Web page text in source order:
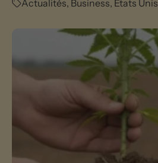
Actualités, Business, États Unis